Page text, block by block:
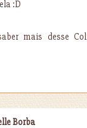
:D
saber mais desse
Borba